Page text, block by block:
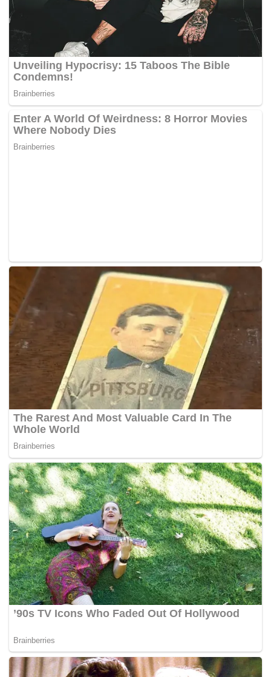
perdamaian demi melindungi nyawa yang tidak berdosa,
selain menambah bahawa usaha segera perlu diambil
bagi menyampaikan bantuan kemanusiaan kepada
mangsa keganasan serta memulihkan infrastruktur yang
musnah akibat serangan ketenteraan.
PFWP adalah sebuah badan bukan kerajaan (NGO) yang
dianggotai Ahli Parlimen daripada pelbagai latar belakang
termasuk Yang Dipertua Dewan Rakyat, Tan Sri Johari
Abdul sebagai penasihat, bertujuan mempromosikan
lain mencadangkan agar Israel disingkir sebagai anggota
pertubuhan berkenaan sekiranya berlaku pelanggaran
undang-undang, hukum dan keputusan dalam isu
membabitkan Palestin.
BHonline-
Tags: Anggota PBB Israel PFWP